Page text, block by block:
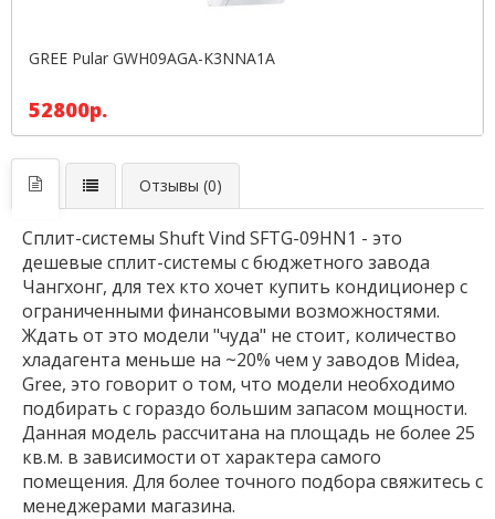
GREE Pular GWH09AGA-K3NNA1A
52800р.
Отзывы (0)
Сплит-системы Shuft Vind SFTG-09HN1 - это
дешевые сплит-системы с бюджетного завода
Чангхонг, для тех кто хочет купить кондиционер с
ограниченными финансовыми возможностями.
Ждать от это модели "чуда" не стоит, количество
хладагента меньше на ~20% чем у заводов Midea,
Gree, это говорит о том, что модели необходимо
подбирать с гораздо большим запасом мощности.
Данная модель рассчитана на площадь не более 25
кв.м. в зависимости от характера самого
помещения. Для более точного подбора свяжитесь с
менеджерами магазина.